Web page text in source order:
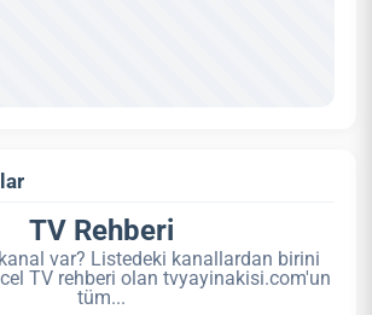
TV Rehberi
var? Listedeki kanallardan birini
TV rehberi olan tvyayinakisi.com'un
tüm...